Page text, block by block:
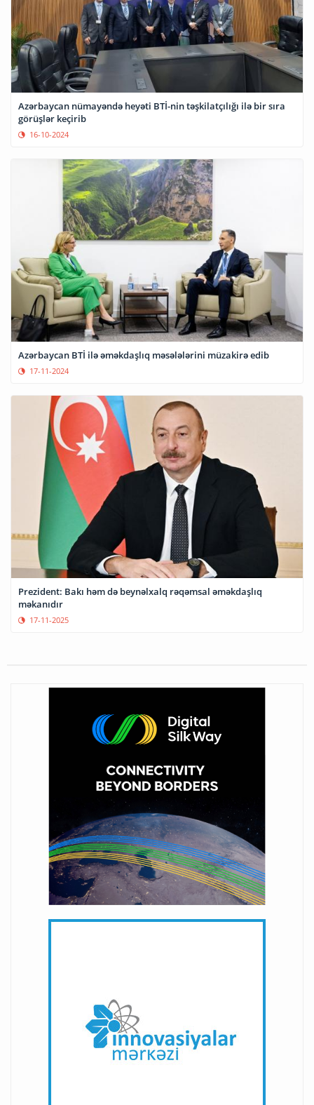
Azərbaycan nümayəndə heyəti BTİ-nin təşkilatçılığı ilə bir sıra
görüşlər keçirib
16-10-2024
Azərbaycan BTİ ilə əməkdaşlıq məsələlərini müzakirə edib
17-11-2024
Prezident: Bakı həm də beynəlxalq rəqəmsal əməkdaşlıq
məkanıdır
17-11-2025